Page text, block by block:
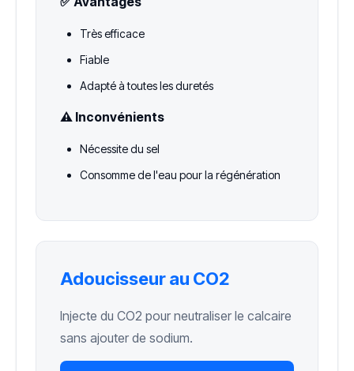
Très efficace
Fiable
Adapté à toutes les duretés
⚠️ Inconvénients
Nécessite du sel
Consomme de l'eau pour la régénération
Adoucisseur au CO2
Injecte du CO2 pour neutraliser le calcaire
sans ajouter de sodium.